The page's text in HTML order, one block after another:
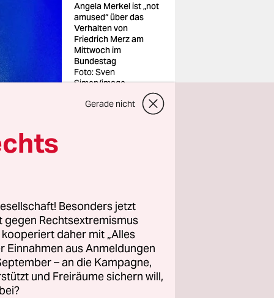
Angela Merkel ist „not
amused“ über das
Verhalten von
Friedrich Merz am
Mittwoch im
Bundestag
Foto: Sven
Simon/imago
AfD
bei
den
Gerade nicht
Besonders jetzt
gegen Rechtsextremismus
daher mit „Alles
Einnahmen aus Anmeldungen
– an die Kampagne,
und Freiräume sichern will,